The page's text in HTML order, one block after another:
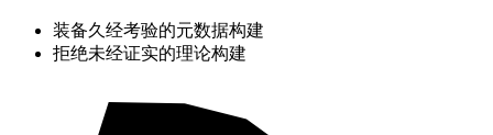
装备久经考验的元数据构建
拒绝未经证实的理论构建